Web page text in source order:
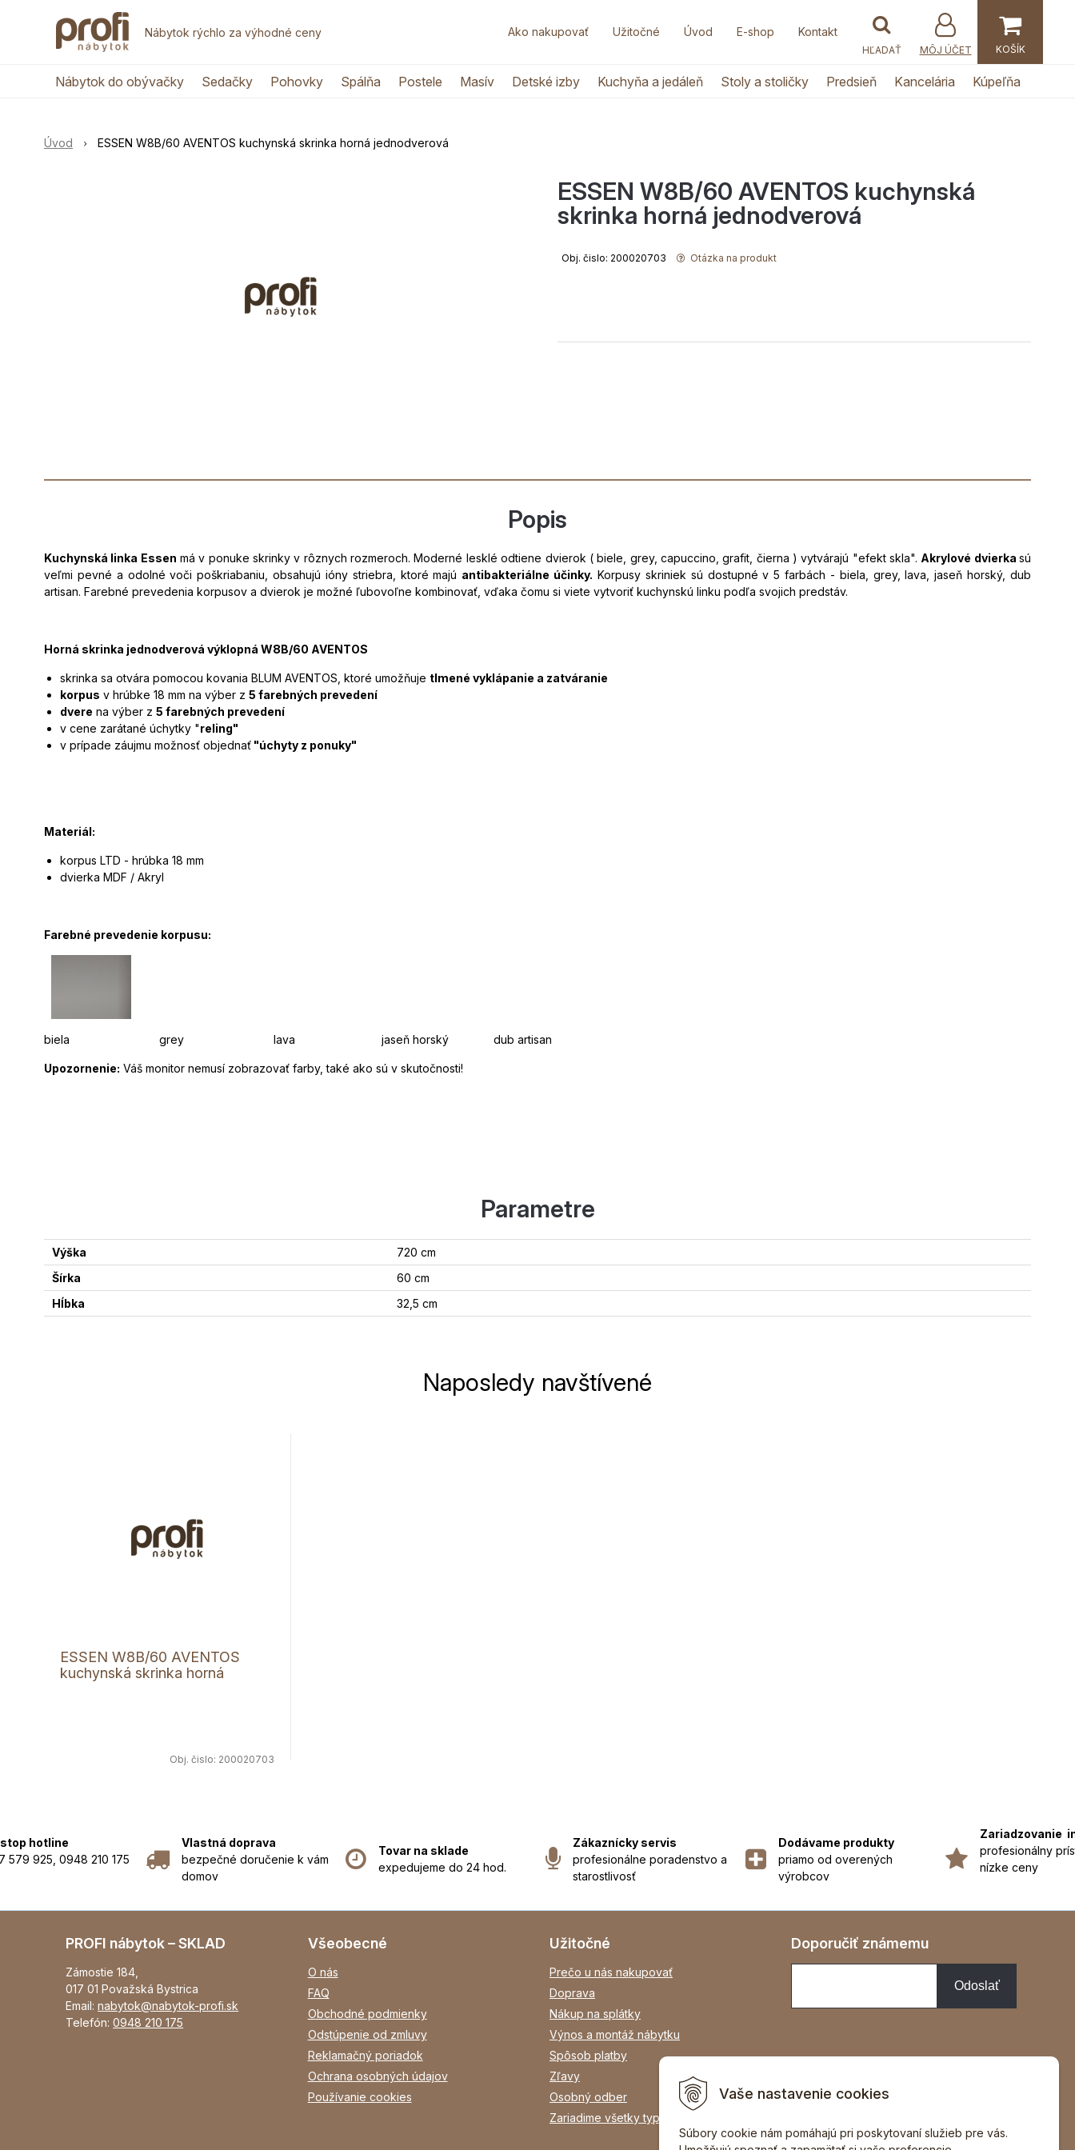
Vaše nastavenie cookies
Súbory cookie nám pomáhajú pri poskytovaní služieb pre vás.
Nábytok rýchlo za výhodné ceny Ako nakupovať Užitočné Úvod E-shop Kontakt
MÔJ ÚČET
Nábytok do obývačky Sedačky Pohovky Spálňa Postele Masív Detské izby Kuchyňa a jedáleň Stoly a stoličky Predsieň Kancelária Kúpeľňa
Úvod ESSEN W8B/60 AVENTOS kuchynská skrinka horná jednodverová
ESSEN W8B/60 AVENTOS kuchynská
skrinka horná jednodverová
Obj. čislo: 200020703 Otázka na produkt
Popis
Kuchynská linka Essen má v ponuke skrinky v rôznych rozmeroch. Moderné lesklé odtiene dvierok ( biele, grey, capuccino, grafit, čierna ) vytvárajú "efekt skla". Akrylové dvierkasú
veľmi pevné a odolné voči poškriabaniu, obsahujú ióny striebra, ktoré majú antibakteriálne účinky. Korpusy skriniek sú dostupné v 5 farbách - biela, grey, lava, jaseň horský, dub
artisan. Farebné prevedenia korpusov a dvierok je možné ľubovoľne kombinovať, vďaka čomu si viete vytvoriť kuchynskú linku podľa svojich predstáv.
Horná skrinka jednodverová výklopná W8B/60 AVENTOS
skrinka sa otvára pomocou kovania BLUM AVENTOS, ktoré umožňuje tlmené vyklápanie a zatváranie
korpus v hrúbke 18 mm na výber z 5 farebných prevedení
dvere na výber z 5 farebných prevedení
v cene zarátané úchytky "reling"
v prípade záujmu možnosť objednať "úchyty z ponuky"
Materiál:
korpus LTD - hrúbka 18 mm
dvierka MDF / Akryl
Farebné prevedenie korpusu:
biela grey lava jaseň horský dub artisan
Upozornenie: Váš monitor nemusí zobrazovať farby, také ako sú v skutočnosti!
Parametre
Výška
720 cm
Šírka
60 cm
Hĺbka
32,5 cm
Naposledy navštívené
ESSEN W8B/60 AVENTOS
kuchynská skrinka horná
Obj. čislo: 200020703
hotline
579 925, 0948 210 175
Vlastná doprava
bezpečné doručenie k vám
domov
Tovar na sklade
expedujeme do 24 hod.
Zákaznícky servis
profesionálne poradenstvo a
starostlivosť
Dodávame produkty
priamo od overených
výrobcov
Zariadzovanie
profesionálny
nízke ceny
PROFI nábytok – SKLAD
Zámostie 184,
017 01 Považská Bystrica
Email:nabytok@nabytok-profi.sk
Telefón:0948 210 175
Všeobecné
O nás
FAQ
Obchodné podmienky
Odstúpenie od zmluvy
Reklamačný poriadok
Ochrana osobných údajov
Používanie cookies
Užitočné
Prečo u nás nakupovať
Doprava
Nákup na splátky
Výnos a montáž nábytku
Spôsob platby
Zľavy
Osobný odber
Zariadime všetky typy interiérov
Doporučiť známemu